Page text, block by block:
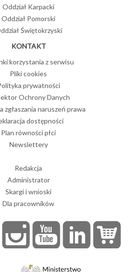
Oddział Karpacki
Oddział Pomorski
Świętokrzyski
KONTAKT
korzystania z serwisu
Pliki cookies
prywatności
Ochrony Danych
zgłaszania naruszeń prawa
dostępności
Plan równości płci
Newslettery
Redakcja
Administrator
Skargi i wnioski
Dla pracowników